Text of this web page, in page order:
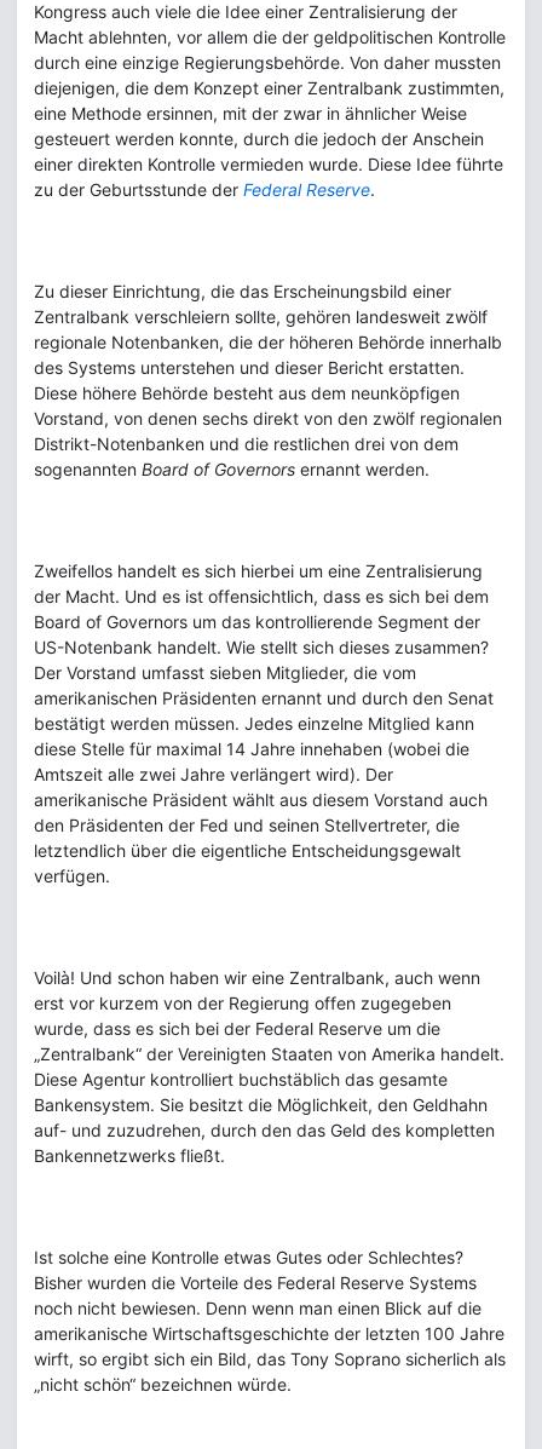
Kongress auch viele die Idee einer Zentralisierung der
Macht ablehnten, vor allem die der geldpolitischen Kontrolle
durch eine einzige Regierungsbehörde. Von daher mussten
diejenigen, die dem Konzept einer Zentralbank zustimmten,
eine Methode ersinnen, mit der zwar in ähnlicher Weise
gesteuert werden konnte, durch die jedoch der Anschein
einer direkten Kontrolle vermieden wurde. Diese Idee führte
zu der Geburtsstunde der Federal Reserve.
Zu dieser Einrichtung, die das Erscheinungsbild einer
Zentralbank verschleiern sollte, gehören landesweit zwölf
regionale Notenbanken, die der höheren Behörde innerhalb
des Systems unterstehen und dieser Bericht erstatten.
Diese höhere Behörde besteht aus dem neunköpfigen
Vorstand, von denen sechs direkt von den zwölf regionalen
Distrikt-Notenbanken und die restlichen drei von dem
sogenannten Board of Governors ernannt werden.
Zweifellos handelt es sich hierbei um eine Zentralisierung
der Macht. Und es ist offensichtlich, dass es sich bei dem
Board of Governors um das kontrollierende Segment der
US-Notenbank handelt. Wie stellt sich dieses zusammen?
Der Vorstand umfasst sieben Mitglieder, die vom
amerikanischen Präsidenten ernannt und durch den Senat
bestätigt werden müssen. Jedes einzelne Mitglied kann
diese Stelle für maximal 14 Jahre innehaben (wobei die
Amtszeit alle zwei Jahre verlängert wird). Der
amerikanische Präsident wählt aus diesem Vorstand auch
den Präsidenten der Fed und seinen Stellvertreter, die
letztendlich über die eigentliche Entscheidungsgewalt
verfügen.
Voilà! Und schon haben wir eine Zentralbank, auch wenn
erst vor kurzem von der Regierung offen zugegeben
wurde, dass es sich bei der Federal Reserve um die
„Zentralbank“ der Vereinigten Staaten von Amerika handelt.
Diese Agentur kontrolliert buchstäblich das gesamte
Bankensystem. Sie besitzt die Möglichkeit, den Geldhahn
auf- und zuzudrehen, durch den das Geld des kompletten
Bankennetzwerks fließt.
Ist solche eine Kontrolle etwas Gutes oder Schlechtes?
Bisher wurden die Vorteile des Federal Reserve Systems
noch nicht bewiesen. Denn wenn man einen Blick auf die
amerikanische Wirtschaftsgeschichte der letzten 100 Jahre
wirft, so ergibt sich ein Bild, das Tony Soprano sicherlich als
„nicht schön“ bezeichnen würde.